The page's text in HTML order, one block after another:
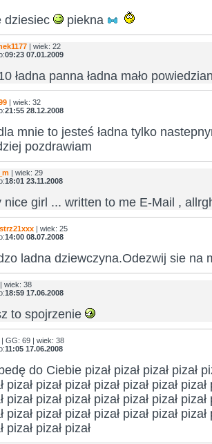
dziesiec piekna
| wiek: 22
09:23 07.01.2009
ładna panna ładna mało
| wiek: 32
21:55 28.12.2008
mnie to jesteś ładna tylko
pozdrawiam
| wiek: 29
18:01 23.11.2008
nice girl ... written to me E-Mail ,
| wiek: 25
14:00 08.07.2008
ladna dziewczyna.Odezwij sie na
| wiek: 38
18:59 17.06.2008
to spojrzenie
| GG: 69 | wiek: 38
11:05 17.06.2008
do Ciebie pizał pizał pizał pizał
pizał pizał pizał pizał pizał pizał pizał
pizał pizał pizał pizał pizał pizał pizał
pizał pizał pizał pizał pizał pizał pizał
pizał pizał pizał